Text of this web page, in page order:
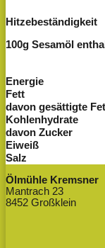
Hitzebeständigkeit
100g Sesamöl
Energie
Fett
davon gesättigte
Kohlenhydrate
davon Zucker
Eiweiß
Salz
Ölmühle Kremsner
Mantrach 23
8452 Großklein